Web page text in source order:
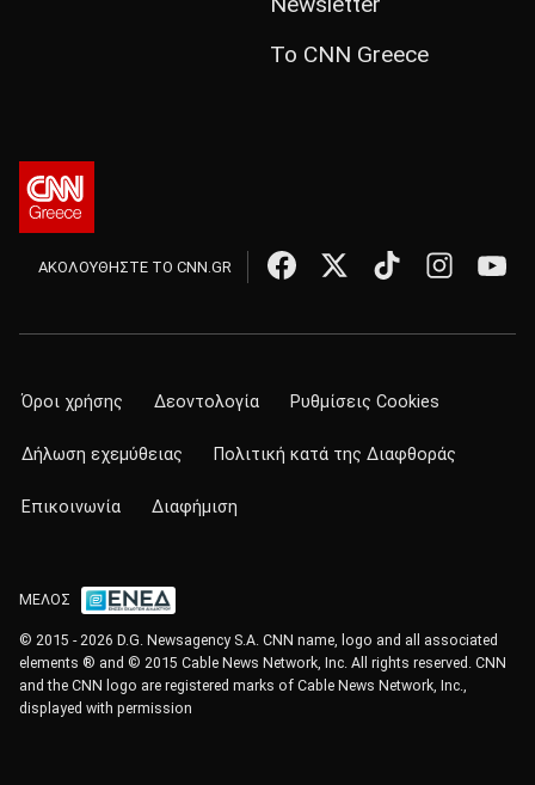
Το CNN Greece
ΑΚΟΛΟΥΘΗΣΤΕ ΤΟ CNN.GR
Όροι χρήσης Δεοντολογία Ρυθμίσεις Cookies
Δήλωση εχεμύθειας Πολιτική κατά της Διαφθοράς
Επικοινωνία Διαφήμιση
ΜΕΛΟΣ
© 2015 - 2026 D.G. Newsagency S.A. CNN name, logo and all associated
elements ® and © 2015 Cable News Network, Inc. All rights reserved. CNN
and the CNN logo are registered marks of Cable News Network, Inc.,
displayed with permission